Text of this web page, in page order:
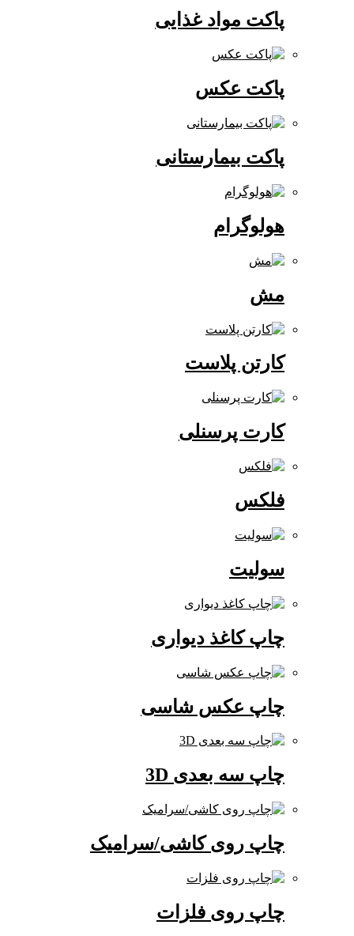
پاکت مواد غذایی
پاکت عکس
پاکت بیمارستانی
هولوگرام
کارتن پلاست
کارت پرسنلی
چاپ کاغذ دیواری
چاپ عکس شاسی
چاپ سه بعدی 3D
چاپ روی کاشی/سرامیک
چاپ روی فلزات